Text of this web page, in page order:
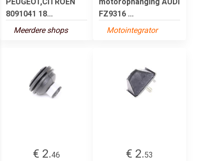
8091041 18...
Meerdere shops
FZ9316 ...
Motointegrator
€ 2.46
€ 2.53